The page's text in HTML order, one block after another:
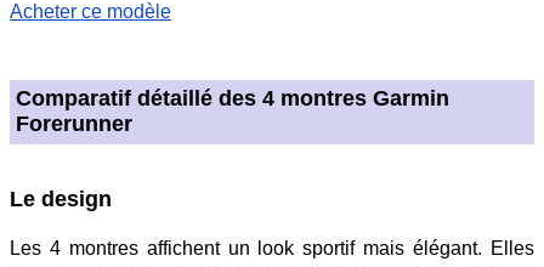
Acheter ce modèle
Comparatif détaillé des 4 montres Garmin
Forerunner
Le design
Les 4 montres affichent un look sportif mais élégant. Elles